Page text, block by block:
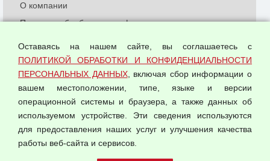
© 2026 ООО "Феникс"
О компании
Политика обработки и конфиденциальности
Согласием на обработку персональных данных
Оферта оптовой купли-продажи
Публичная оферта
Оставаясь на нашем сайте, вы соглашаетесь с
ПОЛИТИКОЙ ОБРАБОТКИ И КОНФИДЕНЦИАЛЬНОСТИ
ПЕРСОНАЛЬНЫХ ДАННЫХ, включая сбор информации о
вашем местоположении, типе, языке и версии
операционной системы и браузера, а также данных об
используемом устройстве. Эти сведения используются
для предоставления наших услуг и улучшения качества
работы веб-сайта и сервисов.